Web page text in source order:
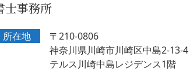
士事務所
所在地
〒210-0806
神奈川県川崎市川崎区中島2-13-4
テルス川崎中島レジデンス1階